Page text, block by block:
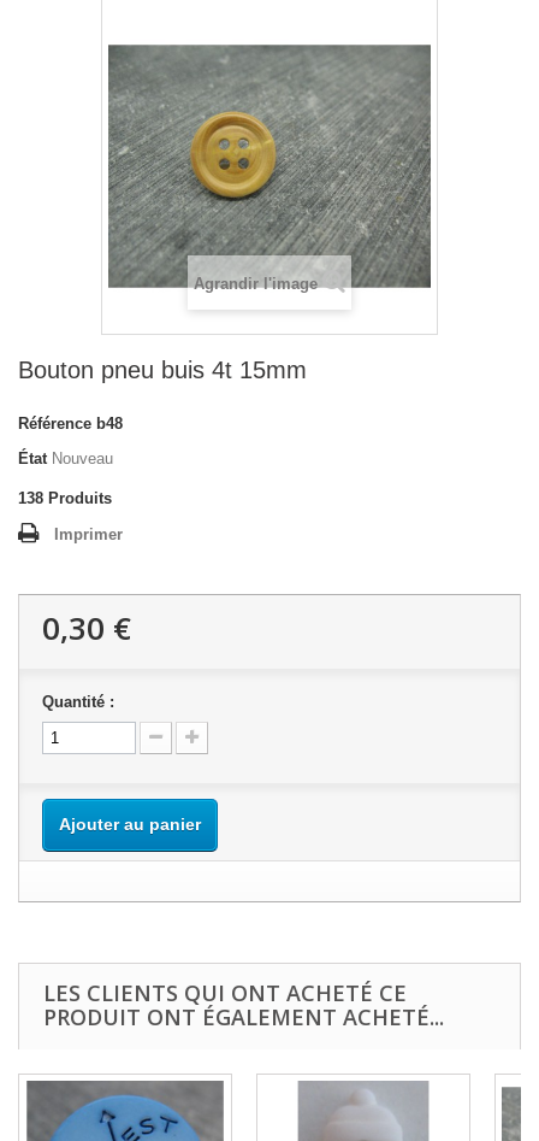
Agrandir l'image
Bouton pneu buis 4t 15mm
Référence b48
État Nouveau
138 Produits
Imprimer
0,30 €
Quantité :
Ajouter au panier
LES CLIENTS QUI ONT ACHETÉ CE
PRODUIT ONT ÉGALEMENT ACHETÉ...